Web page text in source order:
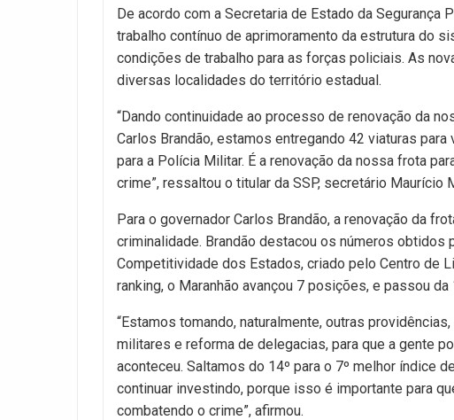
De acordo com a Secretaria de Estado da Segurança
trabalho contínuo de aprimoramento da estrutura do
condições de trabalho para as forças policiais. As
diversas localidades do território estadual.
“Dando continuidade ao processo de renovação da
Carlos Brandão, estamos entregando 42 viaturas
para a Polícia Militar. É a renovação da nossa frota
crime”, ressaltou o titular da SSP, secretário Maurício
Para o governador Carlos Brandão, a renovação da
criminalidade. Brandão destacou os números obtidos
Competitividade dos Estados, criado pelo Centro de
ranking, o Maranhão avançou 7 posições, e passou da
“Estamos tomando, naturalmente, outras
militares e reforma de delegacias, para que a gente
aconteceu. Saltamos do 14º para o 7º melhor índice
continuar investindo, porque isso é importante para
combatendo o crime”, afirmou.